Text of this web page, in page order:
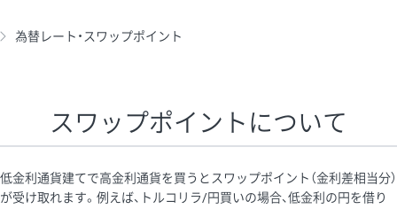
為替レート・スワップポイント
スワップポイントについて
低金利通貨建てで高金利通貨を買うとスワップポイント（金利差相当分）
が受け取れます。例えば、トルコリラ/円買いの場合、低金利の円を借り